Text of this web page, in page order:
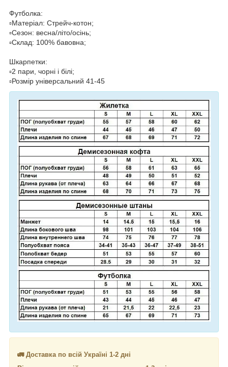
Футболка:
▫️Матеріал: Стрейч-котон;
▫️Сезон: весна/літо/осінь;
▫️Склад: 100% бавовна;
Шкарпетки:
▫️2 пари, чорні і білі;
▫️Розмір універсальний 41-45
🚛 Доставка по всій Україні 1-2 дні